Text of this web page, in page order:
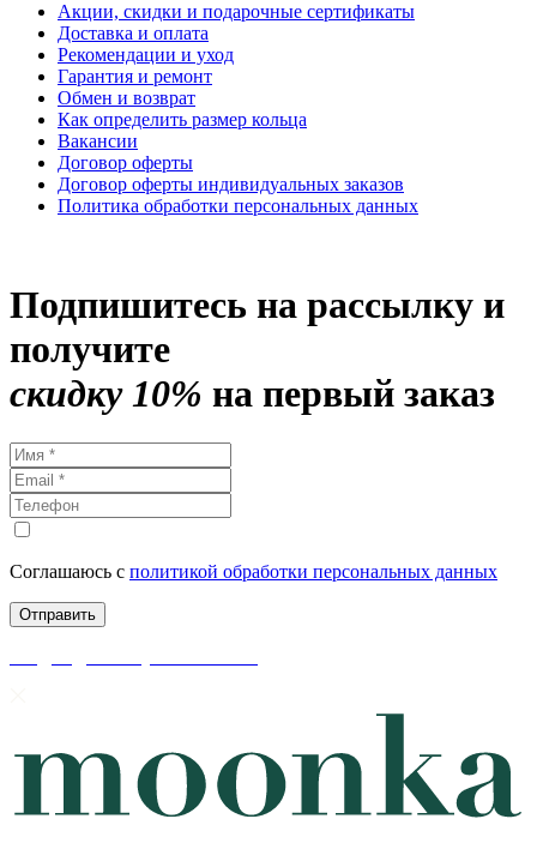
Акции, скидки и подарочные сертификаты
Доставка и оплата
Рекомендации и уход
Гарантия и ремонт
Обмен и возврат
Как определить размер кольца
Вакансии
Договор оферты
Договор оферты индивидуальных заказов
Политика обработки персональных данных
Подпишитесь на рассылку и
получите
скидку 10% на первый заказ
Соглашаюсь с политикой обработки персональных данных